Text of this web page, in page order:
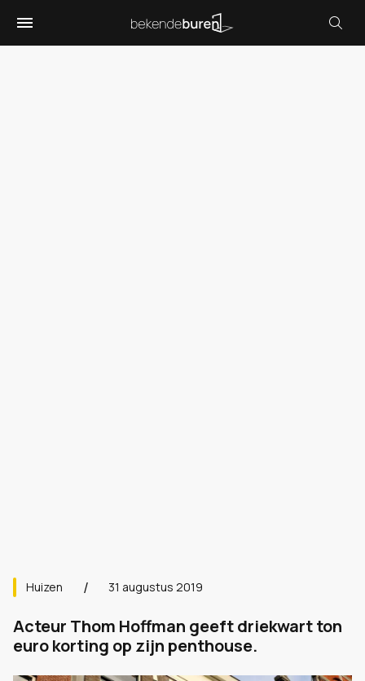
Huizen 31 augustus 2019
Acteur Thom Hoffman geeft driekwart ton
euro korting op zijn penthouse.